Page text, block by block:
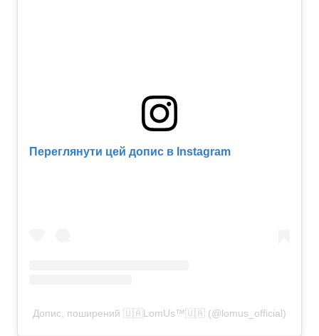
Статті
Інтерв'ю Думки
Переглянути цей допис в Instagram
Допис, поширений 🇺🇦LomUs™️🇺🇦 (@lomus_official)